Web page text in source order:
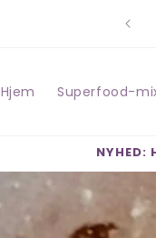
Hjem Superfood-